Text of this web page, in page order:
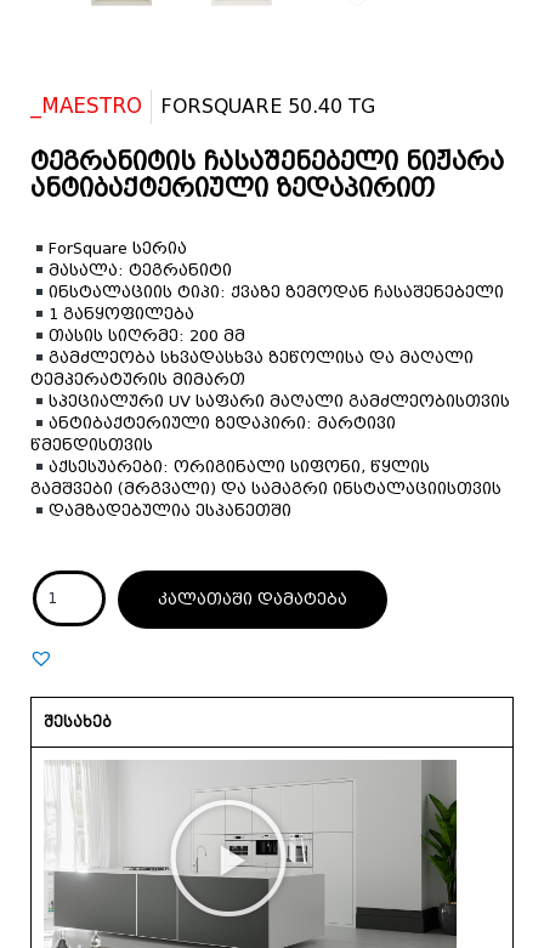
_MAESTRO FORSQUARE 50.40 TG
ტეგრანიტის ჩასაშენებელი ნიჟარა
ანტიბაქტერიული ზედაპირით
ForSquare სერია
მასალა: ტეგრანიტი
ინსტალაციის ტიპი: ქვაზე ზემოდან ჩასაშენებელი
1 განყოფილება
თასის სიღრმე: 200 მმ
გამძლეობა სხვადასხვა ზეწოლისა და მაღალი
ტემპერატურის მიმართ
სპეციალური UV საფარი მაღალი გამძლეობისთვის
ანტიბაქტერიული ზედაპირი: მარტივი
წმენდისთვის
აქსესუარები: ორიგინალი სიფონი, წყლის
გამშვები (მრგვალი) და სამაგრი ინსტალაციისთვის
დამზადებულია ესპანეთში
კალათაში დამატება
შესახებ